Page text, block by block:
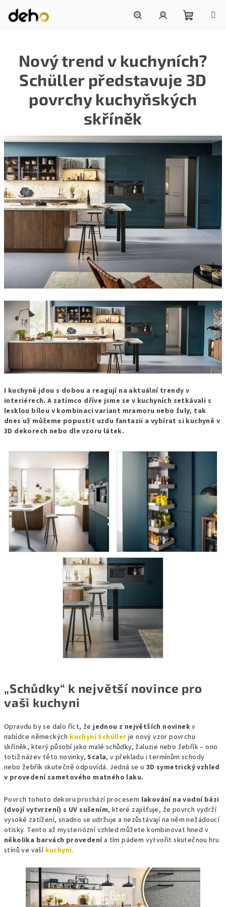
obsah
košík
Nový trend v kuchyních?
Schüller představuje 3D
povrchy kuchyňských
skříněk
I kuchyně jdou s dobou a reagují na aktuální trendy v
interiérech. A zatímco dříve jsme se v kuchyních setkávali s
lesklou bílou v kombinaci variant mramoru nebo žuly, tak
dnes už můžeme popustit uzdu fantazii a vybírat si kuchyně v
3D dekorech nebo dle vzoru látek.
„Schůdky“ k největší novince pro
vaši kuchyni
Opravdu by se dalo říct, že jednou z největších novinekv
nabídce německých kuchyní Schüller je nový vzor povrchu
skříněk, který působí jako malé schůdky, žaluzie nebo žebřík – ono
totiž název této novinky,Scala, v překladu i termínům schody
nebo žebřík skutečně odpovídá. Jedná se o 3D symetrický vzhled
v provedení sametového matného laku.
Povrch tohoto dekoru prochází procesem lakování na vodní bázi
(dvojí vytvrzení) s UV sušením, které zajišťuje, že povrch vydrží
vysoké zatížení, snadno se udržuje a nezůstávají na něm nežádoucí
otisky. Tento až mysteriózní vzhled můžete kombinovat hned v
několika barvách provedenía tím pádem vytvořit skutečnou hru
stínů ve vaší kuchyni.